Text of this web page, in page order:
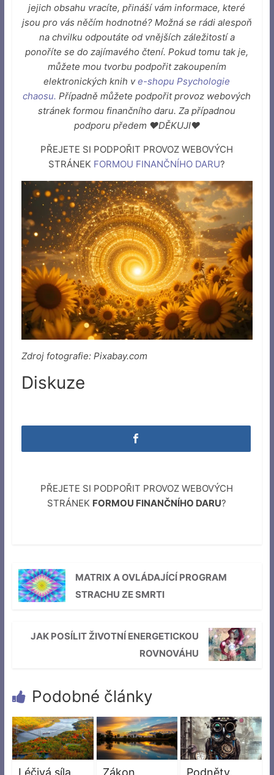
jejich obsahu vracíte, přináší vám informace, které
jsou pro vás něčím hodnotné? Možná se rádi alespoň
na chvilku odpoutáte od vnějších záležitostí a
ponoříte se do zajímavého čtení. Pokud tomu tak je,
můžete mou tvorbu podpořit zakoupením
elektronických knih ve-shopu Psychologie
chaosu. Případně můžete podpořit provoz webových
stránek formou finančního daru. Za případnou
podporu předem ♥DĚKUJI♥
PŘEJETE SI PODPOŘIT PROVOZ WEBOVÝCH
STRÁNEK FORMOU FINANČNÍHO DARU?
Zdroj fotografie: Pixabay.com
Diskuze
PŘEJETE SI PODPOŘIT PROVOZ WEBOVÝCH
STRÁNEK FORMOU FINANČNÍHO DARU?
MATRIX A OVLÁDAJÍCÍ PROGRAM
STRACHU ZE SMRTI
JAK POSÍLIT ŽIVOTNÍ ENERGETICKOU
ROVNOVÁHU
Podobné články
Léčivá síla
Zákon
Podněty,